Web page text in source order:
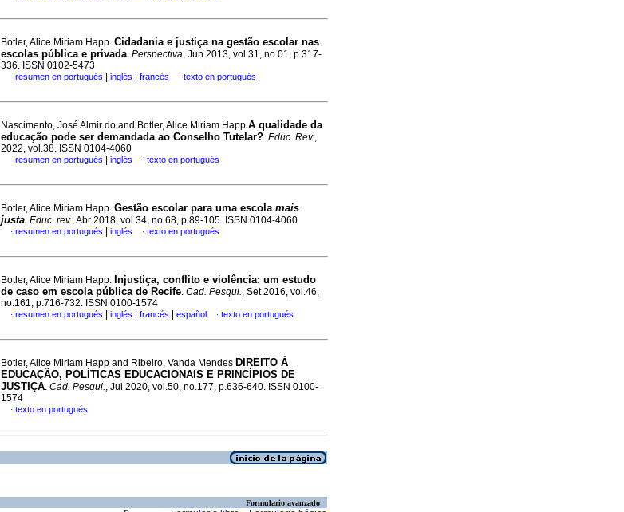
Botler, Alice Miriam Happ. Cidadania e justiça na gestão escolar nas
escolas pública e privada. Perspectiva, Jun 2013, vol.31, no.01, p.317-
336. ISSN 0102-5473
· resumen en portugués inglés francés · texto en portugués
Nascimento, José Almir do and Botler, Alice Miriam Happ A qualidade da
educação pode ser demandada ao Conselho Tutelar?. Educ. Rev.,
2022, vol.38. ISSN 0104-4060
· resumen en portugués inglés · texto en portugués
Botler, Alice Miriam Happ. Gestão escolar para uma escola mais
justa. Educ. rev., Abr 2018, vol.34, no.68, p.89-105. ISSN 0104-4060
· resumen en portugués inglés · texto en portugués
Botler, Alice Miriam Happ. Injustiça, conflito e violência: um estudo
de caso em escola pública de Recife. Cad. Pesqui., Set 2016, vol.46,
no.161, p.716-732. ISSN 0100-1574
· resumen en portugués inglés francés español · texto en portugués
Botler, Alice Miriam Happ and Ribeiro, Vanda Mendes DIREITO À
EDUCAÇÃO, POLÍTICAS EDUCACIONAIS E PRINCÍPIOS DE
JUSTIÇA. Cad. Pesqui., Jul 2020, vol.50, no.177, p.636-640. ISSN 0100-
1574
· texto en portugués
Formulario avanzado